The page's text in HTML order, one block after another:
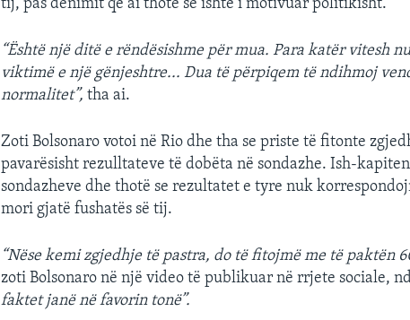
tij, pas dënimit që ai thotë se ishte i motivuar politikisht.
“Është një ditë e rëndësishme për mua. Para katër vitesh
viktimë e një gënjeshtre... Dua të përpiqem të ndihmoj
normalitet”, tha ai.
Zoti Bolsonaro votoi në Rio dhe tha se priste të fitonte
pavarësisht rezulltateve të dobëta në sondazhe. Ish-
sondazheve dhe thotë se rezultatet e tyre nuk
mori gjatë fushatës së tij.
“Nëse kemi zgjedhje të pastra, do të fitojmë me të paktën
zoti Bolsonaro në një video të publikuar në rrjete sociale,
faktet janë në favorin tonë”.